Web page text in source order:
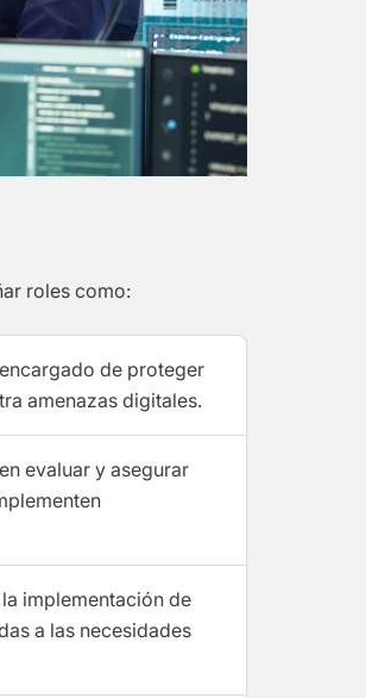
roles como:
de proteger
amenazas digitales.
evaluar y asegurar
implementación de
a las necesidades